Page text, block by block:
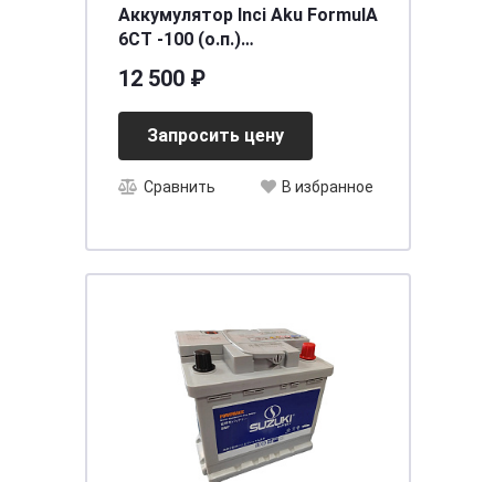
Аккумулятор Inci Aku FormulА
6СТ -100 (о.п.)
12 500 ₽
Запросить цену
Сравнить В избранное